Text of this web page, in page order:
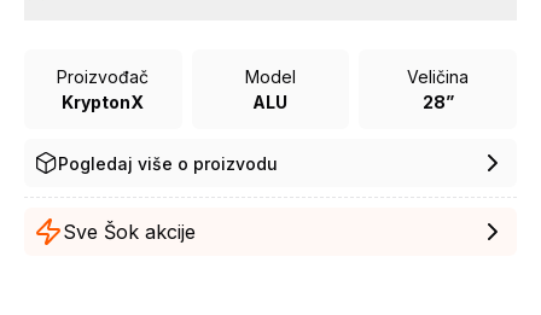
Proizvođač
KryptonX
Model
ALU
Veličina
28”
Pogledaj više o proizvodu
Sve Šok akcije